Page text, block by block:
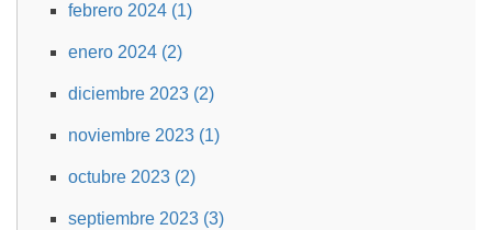
febrero 2024 (1)
enero 2024 (2)
diciembre 2023 (2)
noviembre 2023 (1)
octubre 2023 (2)
septiembre 2023 (3)